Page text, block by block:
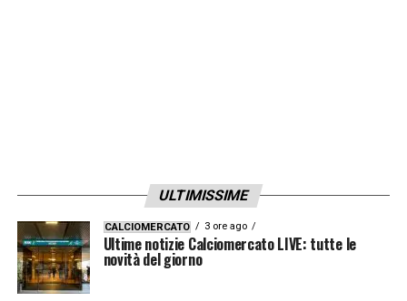
ULTIMISSIME
CALCIOMERCATO 3 ore ago
Ultime notizie Calciomercato LIVE: tutte le
novità del giorno